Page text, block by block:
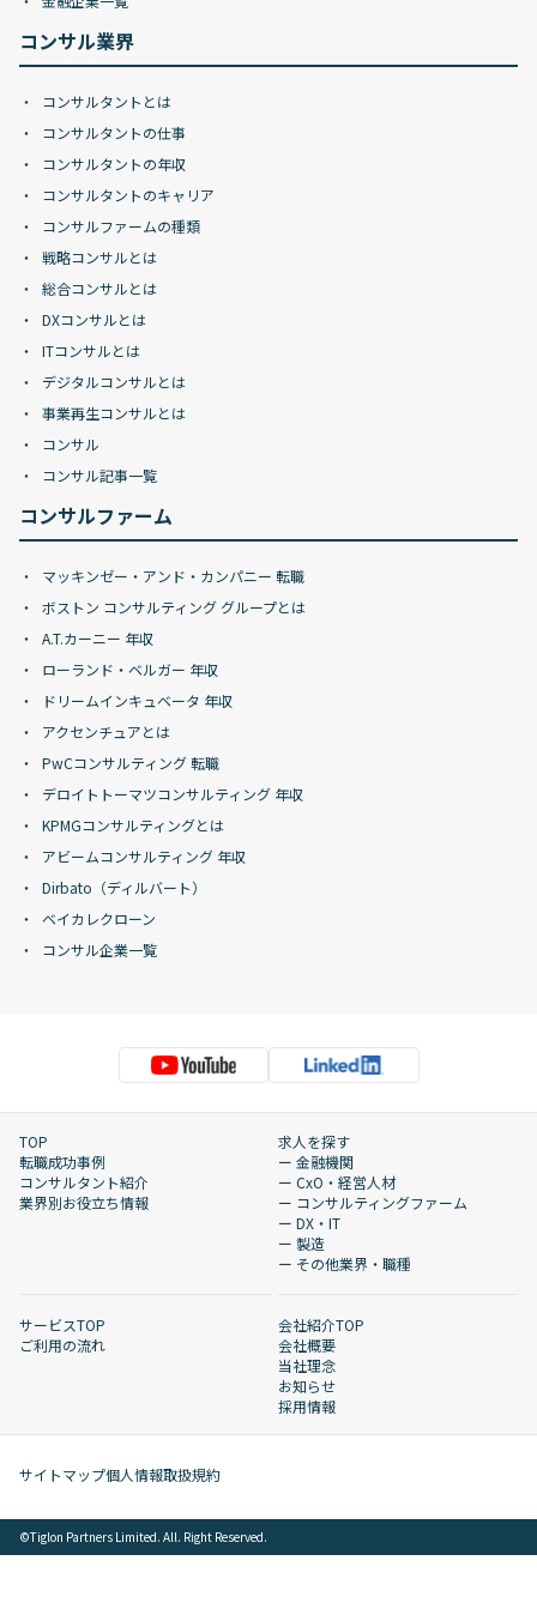
コンサル業界
コンサルタントとは
コンサルタントの仕事
コンサルタントの年収
コンサルタントのキャリア
コンサルファームの種類
戦略コンサルとは
総合コンサルとは
DXコンサルとは
ITコンサルとは
デジタルコンサルとは
事業再生コンサルとは
コンサル
コンサル記事一覧
コンサルファーム
マッキンゼー・アンド・カンパニー 転職
ボストン コンサルティング グループとは
A.T.カーニー 年収
ローランド・ベルガー 年収
ドリームインキュベータ 年収
アクセンチュアとは
PwCコンサルティング 転職
デロイトトーマツコンサルティング 年収
KPMGコンサルティングとは
アビームコンサルティング 年収
Dirbato（ディルバート）
ベイカレクローン
コンサル企業一覧
TOP
転職成功事例
コンサルタント紹介
業界別お役立ち情報
求人を探す
ー 金融機関
ー CxO・経営人材
ー コンサルティングファーム
ー DX・IT
ー 製造
ー その他業界・職種
サービスTOP
ご利用の流れ
会社紹介TOP
会社概要
当社理念
お知らせ
採用情報
サイトマップ個人情報取扱規約
©︎Tiglon Partners Limited. All. Right Reserved.